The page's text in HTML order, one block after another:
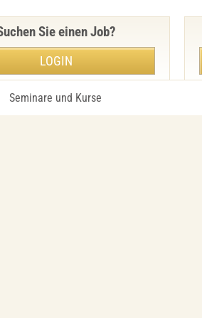
Seminare und Kurse
Sie einen Job?
LOGIN